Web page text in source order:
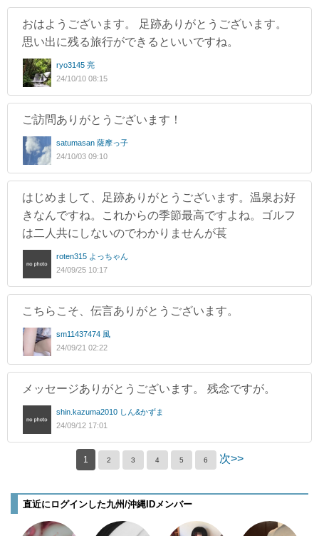
おはようございます。 足跡ありがとうございます。
思い出に残る旅行ができるといいですね。
ryo3145 亮
24/10/10 08:15
ご訪問ありがとうございます！
satumasan 薩摩っ子
24/10/03 09:10
はじめまして、足跡ありがとうございます。温泉お好
きなんですね。これからの季節最高ですよね。ゴルフ
は二人共にしないのでわかりませんが萇
roten315 よっちゃん
24/09/25 10:17
こちらこそ、伝言ありがとうございます。
sm11437474 風
24/09/21 02:22
メッセージありがとうございます。 残念ですが。
shin.kazuma2010 しん&かずま
24/09/12 17:01
1 2 3 4 5 6 次>>
直近にログインした九州/沖縄IDメンバー